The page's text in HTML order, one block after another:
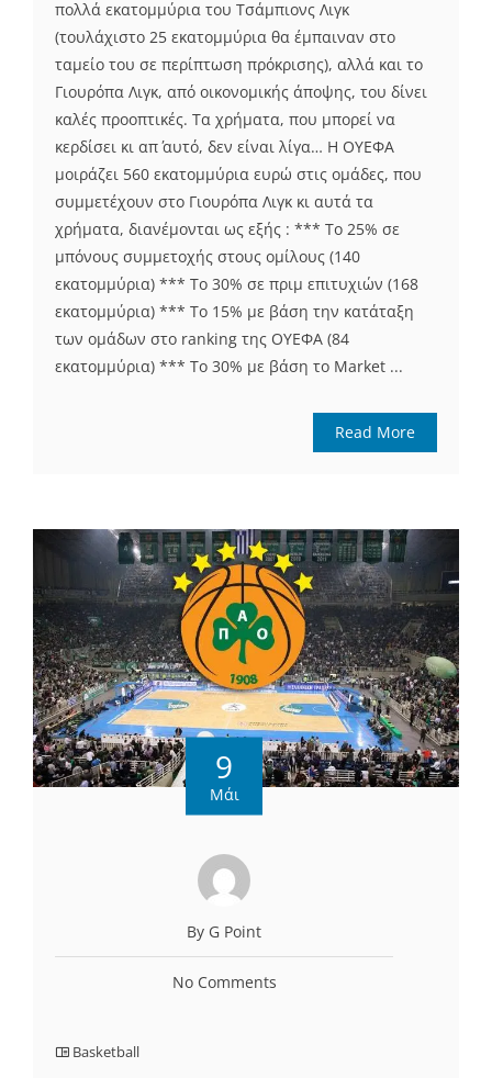
πολλά εκατομμύρια του Τσάμπιονς Λιγκ
(τουλάχιστο 25 εκατομμύρια θα έμπαιναν στο
ταμείο του σε περίπτωση πρόκρισης), αλλά και το
Γιουρόπα Λιγκ, από οικονομικής άποψης, του δίνει
καλές προοπτικές. Τα χρήματα, που μπορεί να
κερδίσει κι απ΄ αυτό, δεν είναι λίγα… Η ΟΥΕΦΑ
μοιράζει 560 εκατομμύρια ευρώ στις ομάδες, που
συμμετέχουν στο Γιουρόπα Λιγκ κι αυτά τα
χρήματα, διανέμονται ως εξής : *** Το 25% σε
μπόνους συμμετοχής στους ομίλους (140
εκατομμύρια) *** Το 30% σε πριμ επιτυχιών (168
εκατομμύρια) *** Το 15% με βάση την κατάταξη
των ομάδων στο ranking της ΟΥΕΦΑ (84
εκατομμύρια) *** Το 30% με βάση το Market ...
Read More
9
Μάι
By G Point
No Comments
Basketball